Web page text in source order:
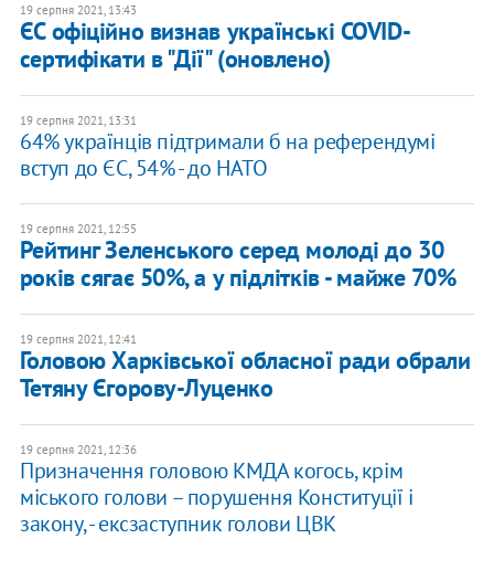
19 серпня 2021, 13:43
ЄС офіційно визнав українські COVID-
сертифікати в "Дії" (оновлено)
19 серпня 2021, 13:31
64% українців підтримали б на референдумі
вступ до ЄС, 54% - до НАТО
19 серпня 2021, 12:55
Рейтинг Зеленського серед молоді до 30
років сягає 50%, а у підлітків - майже 70%
19 серпня 2021, 12:41
Головою Харківської обласної ради обрали
Тетяну Єгорову-Луценко
19 серпня 2021, 12:36
Призначення головою КМДА когось, крім
міського голови – порушення Конституції і
закону, - ексзаступник голови ЦВК